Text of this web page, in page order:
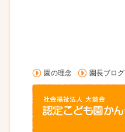
園の理念 園長ブログ